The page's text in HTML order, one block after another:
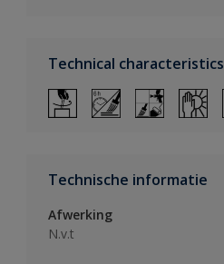
Technical characteristics
Technische informatie
Afwerking
N.v.t